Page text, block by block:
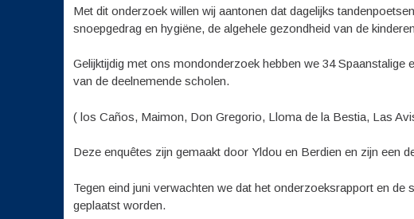
Met dit onderzoek willen wij aantonen dat dagelijks
snoepgedrag en hygiëne, de algehele gezondheid van de
Gelijktijdig met ons mondonderzoek hebben we 34 Spaanstalige
van de deelnemende scholen.
( los Caños, Maimon, Don Gregorio, Lloma de la Bestia, Las
Deze enquêtes zijn gemaakt door Yldou en Berdien en zijn een
Tegen eind juni verwachten we dat het onderzoeksrapport en de
geplaatst worden.